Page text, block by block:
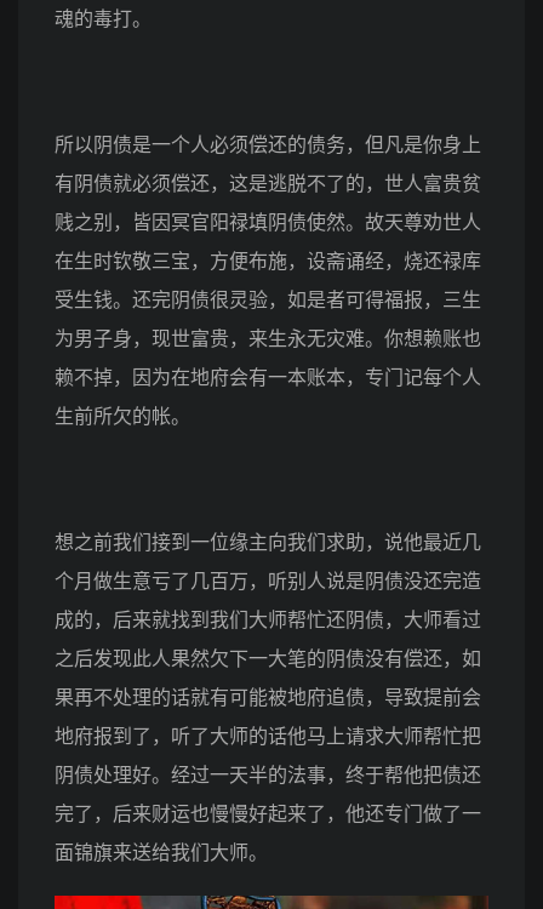
魂的毒打。
所以阴债是一个人必须偿还的债务，但凡是你身上
有阴债就必须偿还，这是逃脱不了的，世人富贵贫
贱之别，皆因冥官阳禄填阴债使然。故天尊劝世人
在生时钦敬三宝，方便布施，设斋诵经，烧还禄库
受生钱。还完阴债很灵验，如是者可得福报，三生
为男子身，现世富贵，来生永无灾难。你想赖账也
赖不掉，因为在地府会有一本账本，专门记每个人
生前所欠的帐。
想之前我们接到一位缘主向我们求助，说他最近几
个月做生意亏了几百万，听别人说是阴债没还完造
成的，后来就找到我们大师帮忙还阴债，大师看过
之后发现此人果然欠下一大笔的阴债没有偿还，如
果再不处理的话就有可能被地府追债，导致提前会
地府报到了，听了大师的话他马上请求大师帮忙把
阴债处理好。经过一天半的法事，终于帮他把债还
完了，后来财运也慢慢好起来了，他还专门做了一
面锦旗来送给我们大师。